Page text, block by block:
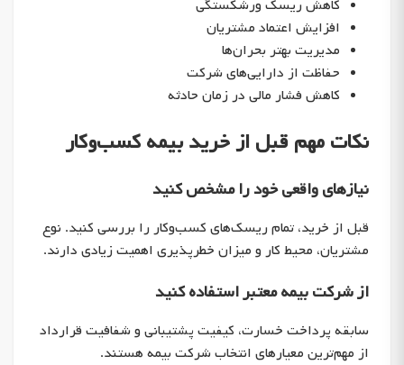
کاهش ریسک ورشکستگی
افزایش اعتماد مشتریان
مدیریت بهتر بحران‌ها
حفاظت از دارایی‌های شرکت
کاهش فشار مالی در زمان حادثه
نکات مهم قبل از خرید بیمه کسب‌وکار
نیازهای واقعی خود را مشخص کنید
قبل از خرید، تمام ریسک‌های کسب‌وکار را بررسی کنید. نوع
مشتریان، محیط کار و میزان خطرپذیری اهمیت زیادی دارند.
از شرکت بیمه معتبر استفاده کنید
سابقه پرداخت خسارت، کیفیت پشتیبانی و شفافیت قرارداد
از مهم‌ترین معیارهای انتخاب شرکت بیمه هستند.